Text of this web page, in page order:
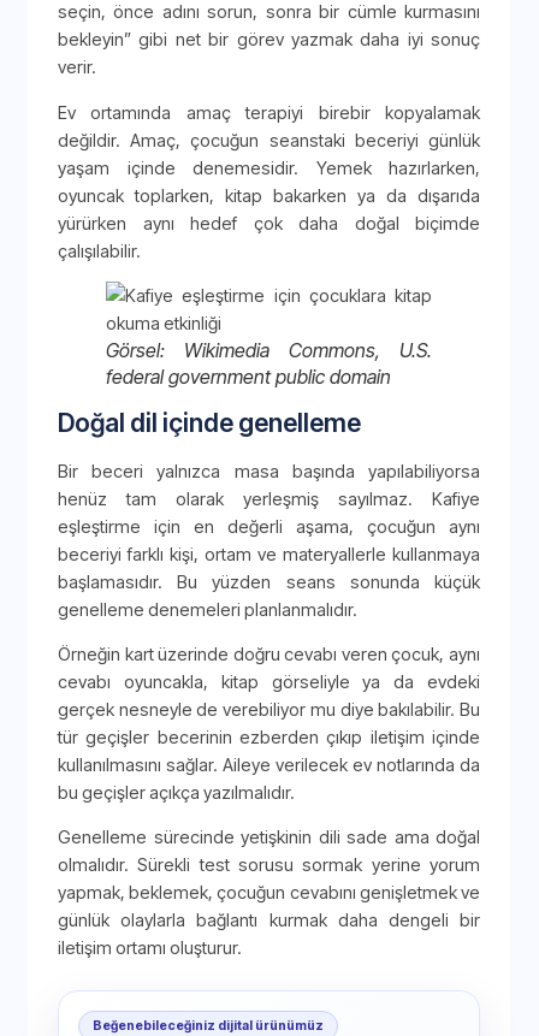
seçin, önce adını sorun, sonra bir cümle kurmasını
bekleyin” gibi net bir görev yazmak daha iyi sonuç
verir.
Ev ortamında amaç terapiyi birebir kopyalamak
değildir. Amaç, çocuğun seanstaki beceriyi günlük
yaşam içinde denemesidir. Yemek hazırlarken,
oyuncak toplarken, kitap bakarken ya da dışarıda
yürürken aynı hedef çok daha doğal biçimde
çalışılabilir.
Görsel: Wikimedia Commons, U.S.
federal government public domain
Doğal dil içinde genelleme
Bir beceri yalnızca masa başında yapılabiliyorsa
henüz tam olarak yerleşmiş sayılmaz. Kafiye
eşleştirme için en değerli aşama, çocuğun aynı
beceriyi farklı kişi, ortam ve materyallerle kullanmaya
başlamasıdır. Bu yüzden seans sonunda küçük
genelleme denemeleri planlanmalıdır.
Örneğin kart üzerinde doğru cevabı veren çocuk, aynı
cevabı oyuncakla, kitap görseliyle ya da evdeki
gerçek nesneyle de verebiliyor mu diye bakılabilir. Bu
tür geçişler becerinin ezberden çıkıp iletişim içinde
kullanılmasını sağlar. Aileye verilecek ev notlarında da
bu geçişler açıkça yazılmalıdır.
Genelleme sürecinde yetişkinin dili sade ama doğal
olmalıdır. Sürekli test sorusu sormak yerine yorum
yapmak, beklemek, çocuğun cevabını genişletmek ve
günlük olaylarla bağlantı kurmak daha dengeli bir
iletişim ortamı oluşturur.
Beğenebileceğiniz dijital ürünümüz